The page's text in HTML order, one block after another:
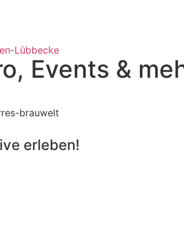
Lübbecke
Events &
erleben!